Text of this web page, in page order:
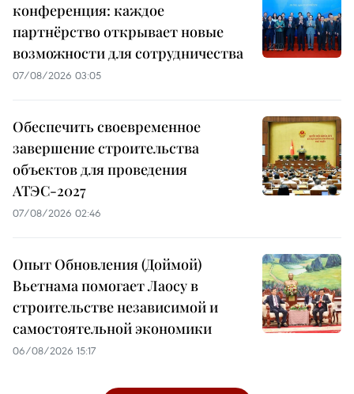
конференция: каждое
партнёрство открывает новые
возможности для сотрудничества
07/08/2026 03:05
Обеспечить своевременное
завершение строительства
объектов для проведения
АТЭС-2027
07/08/2026 02:46
Опыт Обновления (Доймой)
Вьетнама помогает Лаосу в
строительстве независимой и
самостоятельной экономики
06/08/2026 15:17